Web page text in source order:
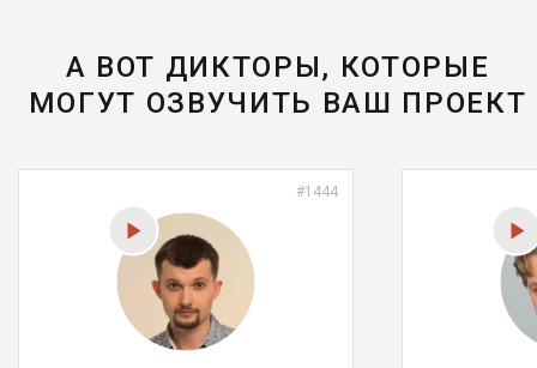
А ВОТ ДИКТОРЫ, КОТОРЫЕ
МОГУТ ОЗВУЧИТЬ ВАШ ПРОЕКТ
#1444